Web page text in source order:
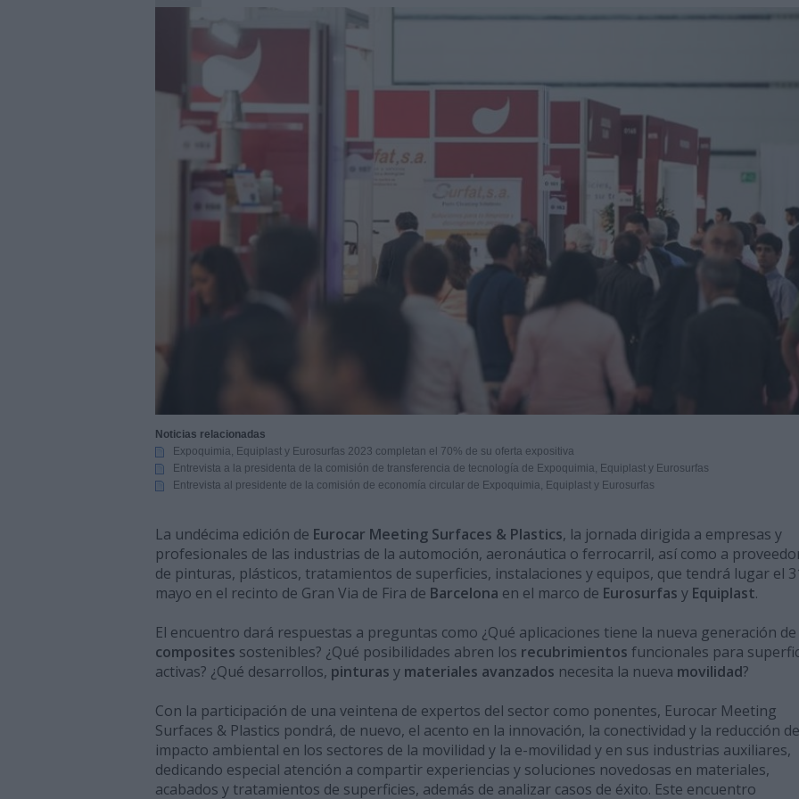
El bar como unidad de presión
Cómo digitalizar el mantenimiento para reducir averías y costes
24/07/2026 Yaskawa presenta el nuevo robot de 6 ejes Motoman GP215L
23/07/2026 ELGi Compressors nombra a Nils Blanchard para acelerar el crecimiento sostenible en
Europa
23/07/2026 Cómo escalar producción sin multiplicar inventario, urgencias ni costes ocultos
Burckhardt suministrará compresores de hidrógeno a alta presión a los países nórdicos
BeDIGITAL continúa acompañando a la industria en su transformación digital
BOGE presenta la nueva generación de Boosters SC
Jungheinrich automatiza el centro de distribución de Eisenhart Laeppché GmbH en
Noticias relacionadas
Expoquimia, Equiplast y Eurosurfas 2023 completan el 70% de su oferta expositiva
Entrevista a la presidenta de la comisión de transferencia de tecnología de Expoquimia, Equiplast y Eurosurfas
Entrevista al presidente de la comisión de economía circular de Expoquimia, Equiplast y Eurosurfas
La undécima edición de Eurocar Meeting Surfaces & Plastics, la jornada dirigida a empresas y
profesionales de las industrias de la automoción, aeronáutica o ferrocarril, así como a
de pinturas, plásticos, tratamientos de superficies, instalaciones y equipos, que tendrá lugar el
mayo en el recinto de Gran Via de Fira de Barcelona en el marco de Eurosurfas y Equiplast.
El encuentro dará respuestas a preguntas como ¿Qué aplicaciones tiene la nueva generación de
composites sostenibles? ¿Qué posibilidades abren los recubrimientos funcionales para
activas? ¿Qué desarrollos, pinturas y materiales avanzados necesita la nueva movilidad?
Con la participación de una veintena de expertos del sector como ponentes, Eurocar Meeting
Surfaces & Plastics pondrá, de nuevo, el acento en la innovación, la conectividad y la reducción
impacto ambiental en los sectores de la movilidad y la e-movilidad y en sus industrias auxiliares,
dedicando especial atención a compartir experiencias y soluciones novedosas en materiales,
acabados y tratamientos de superficies, además de analizar casos de éxito. Este encuentro